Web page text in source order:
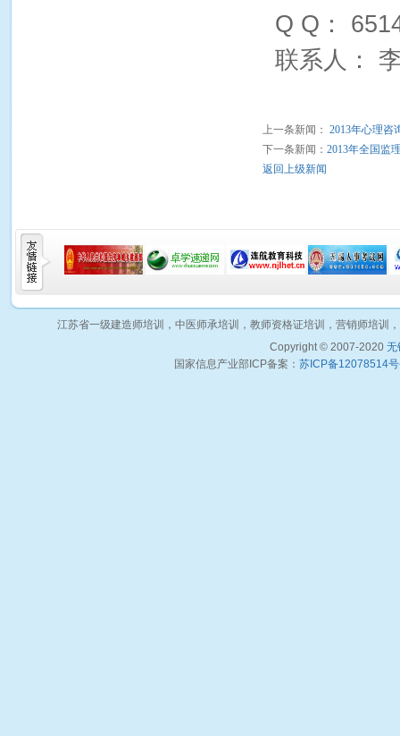
Q Q ：
联系人：
上一条新闻： 2013年心理咨
下一条新闻： 2013年全国监
返回上级新闻
江苏省一级建造师培训，中医师承培训，教师资格证培训，营销师培训
Copyright © 2007-2020 无
国家信息产业部ICP备案： 苏ICP备12078514